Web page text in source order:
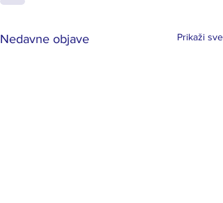
Nedavne objave Prikaži sve